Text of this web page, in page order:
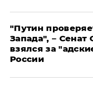
"Путин
Запада", –
взялся за
России